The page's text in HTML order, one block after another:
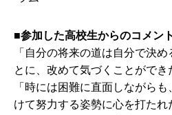
■参加した高校生からのコメント
「自分の将来の道は自分で決
とに、改めて気づくことができ
「時には困難に直面しながら
けて努力する姿勢に心を打た